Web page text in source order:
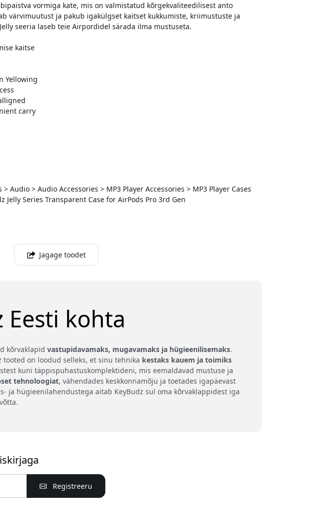
vormiga kate, mis on valmistatud kõrgekvaliteedilisest anto
värvimuutust ja pakub igakülgset kaitset kukkumiste, kriimustuste ja
seeria laseb teie Airpordidel särada ilma mustuseta.
kaitse
Yellowing
carry
Audio > Audio Accessories > MP3 Player Accessories > MP3 Player Cases
Jelly Series Transparent Case for AirPods Pro 3rd Gen
Jagage toodet
Eesti kohta
kõrvaklapid vastupidavamaks, mugavamaks ja hügieenilisemaks.
on loodud selleks, et sinu tehnika kestaks kauem ja toimiks
kuni täppispuhastuskomplektideni, mis eemaldavad mustuse ja
tehnoloogiat, vähendades keskkonnamõju ja toetades igapäevast
ja hügieenilahendustega aitab KeyBudz sul oma kõrvaklappidest iga
Registreeru